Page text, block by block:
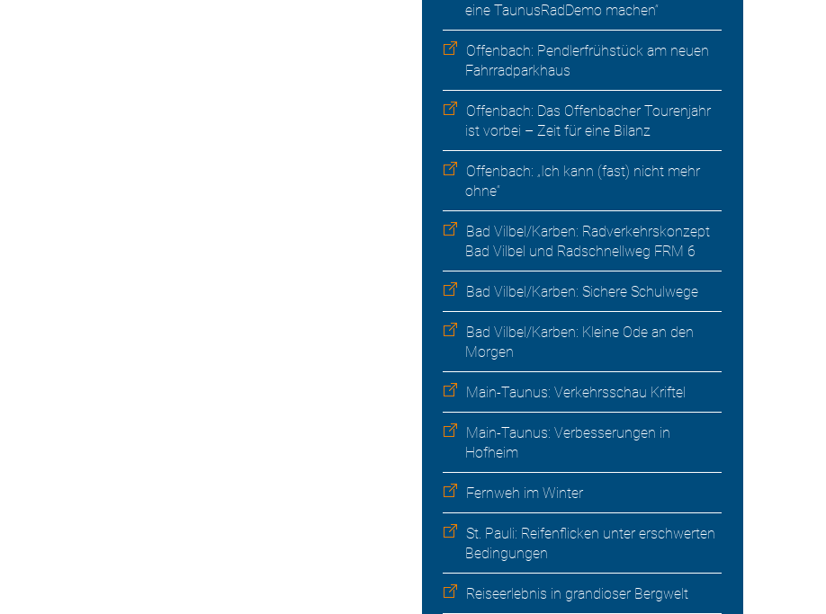
eine TaunusRadDemo machen“
Offenbach: Pendlerfrühstück am neuen
Fahrradparkhaus
Offenbach: Das Offenbacher Tourenjahr
ist vorbei – Zeit für eine Bilanz
Offenbach: „Ich kann (fast) nicht mehr
ohne“
Bad Vilbel/Karben: Radverkehrskonzept
Bad Vilbel und Radschnellweg FRM 6
Bad Vilbel/Karben: Sichere Schulwege
Bad Vilbel/Karben: Kleine Ode an den
Morgen
Main-Taunus: Verkehrsschau Kriftel
Main-Taunus: Verbesserungen in
Hofheim
Fernweh im Winter
St. Pauli: Reifenflicken unter erschwerten
Bedingungen
Reiseerlebnis in grandioser Bergwelt